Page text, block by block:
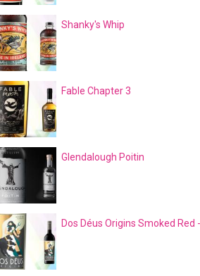
Shanky's Whip
Fable Chapter 3
Glendalough Poitin
Dos Déus Origins Smoked